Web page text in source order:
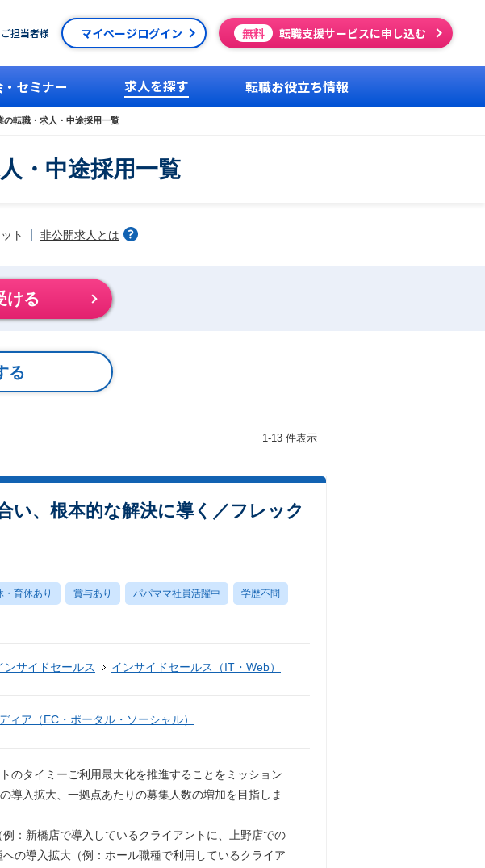
担当者様 マイページログイン 無料 転職支援サービスに申し込む
セミナー 求人を探す 転職お役立ち情報
の転職・求人・中途採用一覧
・中途採用一覧
ト 非公開求人とは
ける
る
1-13 件表示
い、根本的な解決に導く／フレック
・育休あり 賞与あり パパママ社員活躍中 学歴不問
ンサイドセールス インサイドセールス（IT・Web）
ィア（EC・ポータル・ソーシャル）
のタイミーご利用最大化を推進することをミッション
導入拡大、一拠点あたりの募集人数の増加を目指しま
：新橋店で導入しているクライアントに、上野店での
の導入拡大（例：ホール職種で利用しているクライア